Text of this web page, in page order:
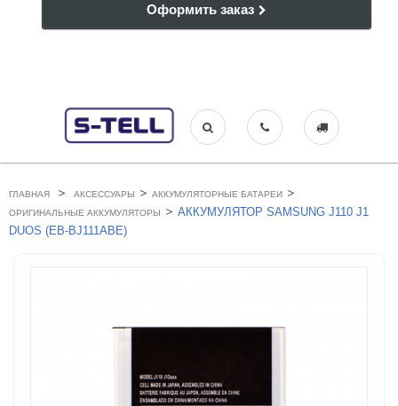
Оформить заказ
ГЛАВНАЯ > АКСЕССУАРЫ > АККУМУЛЯТОРНЫЕ БАТАРЕИ >
ОРИГИНАЛЬНЫЕ АККУМУЛЯТОРЫ > АККУМУЛЯТОР SAMSUNG J110 J1
DUOS (EB-BJ111ABE)